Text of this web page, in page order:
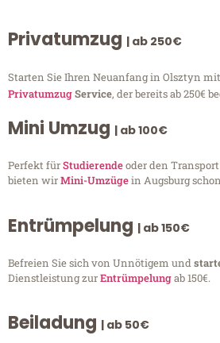
Privatumzug | ab 250€
Starten Sie Ihren Neuanfang in Olsztyn
PrivatumzugService, der bereits ab 250€
Mini Umzug | ab 100€
Perfekt fürStudierendeoder den
bieten wirMini-Umzügein Augsburg
Entrümpelung | ab 150€
Befreien Sie sich von Unnötigem und
Dienstleistung zurEntrümpelungab 150€.
Beiladung | ab 50€